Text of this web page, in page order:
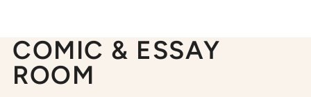
COMIC & ESSAY
ROOM